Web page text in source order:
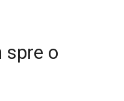
spre o